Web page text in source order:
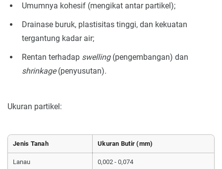
Umumnya kohesif (mengikat antar partikel);
Drainase buruk, plastisitas tinggi, dan kekuatan
tergantung kadar air;
Rentan terhadap swelling(pengembangan) dan
shrinkage(penyusutan).
Ukuran partikel:
Jenis Tanah Ukuran Butir (mm)
Lanau 0,002 - 0,074